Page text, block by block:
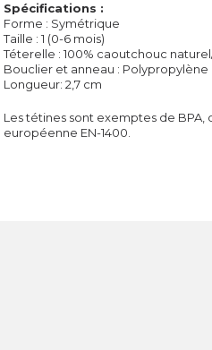
Spécifications :
Forme : Symétrique
Taille : 1 (0-6 mois)
Téterelle : 100% caoutchouc
Bouclier et anneau : Polypropylène
Longueur: 2,7 cm
Lestétinessont exemptes de BPA,
européenne EN-1400.